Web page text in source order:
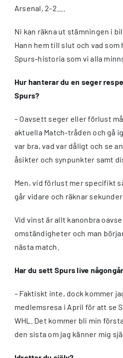
Arsenal, 2-2….
Ni kan räkna ut stämningen i
Hann hem till slut och vad som
Spurs-historia som vi alla
Hur hanterar du en seger
Spurs?
– Oavsett seger eller förlust
aktuella Match-tråden och gå
var bra, vad var dåligt och se
åsikter och synpunkter samt
Men, vid förlust mer specifikt
går vidare och räknar
Vid vinst är allt kanonbra
omständigheter och man
nästa match.
Har du sett Spurs live
– Faktiskt inte, dock kommer
medlemsresa i April för att se
WHL. Det kommer bli min
den sista om jag känner mig